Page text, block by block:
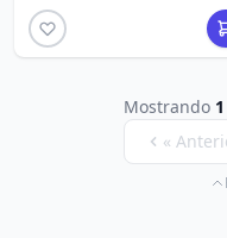
Mostrando 1
«